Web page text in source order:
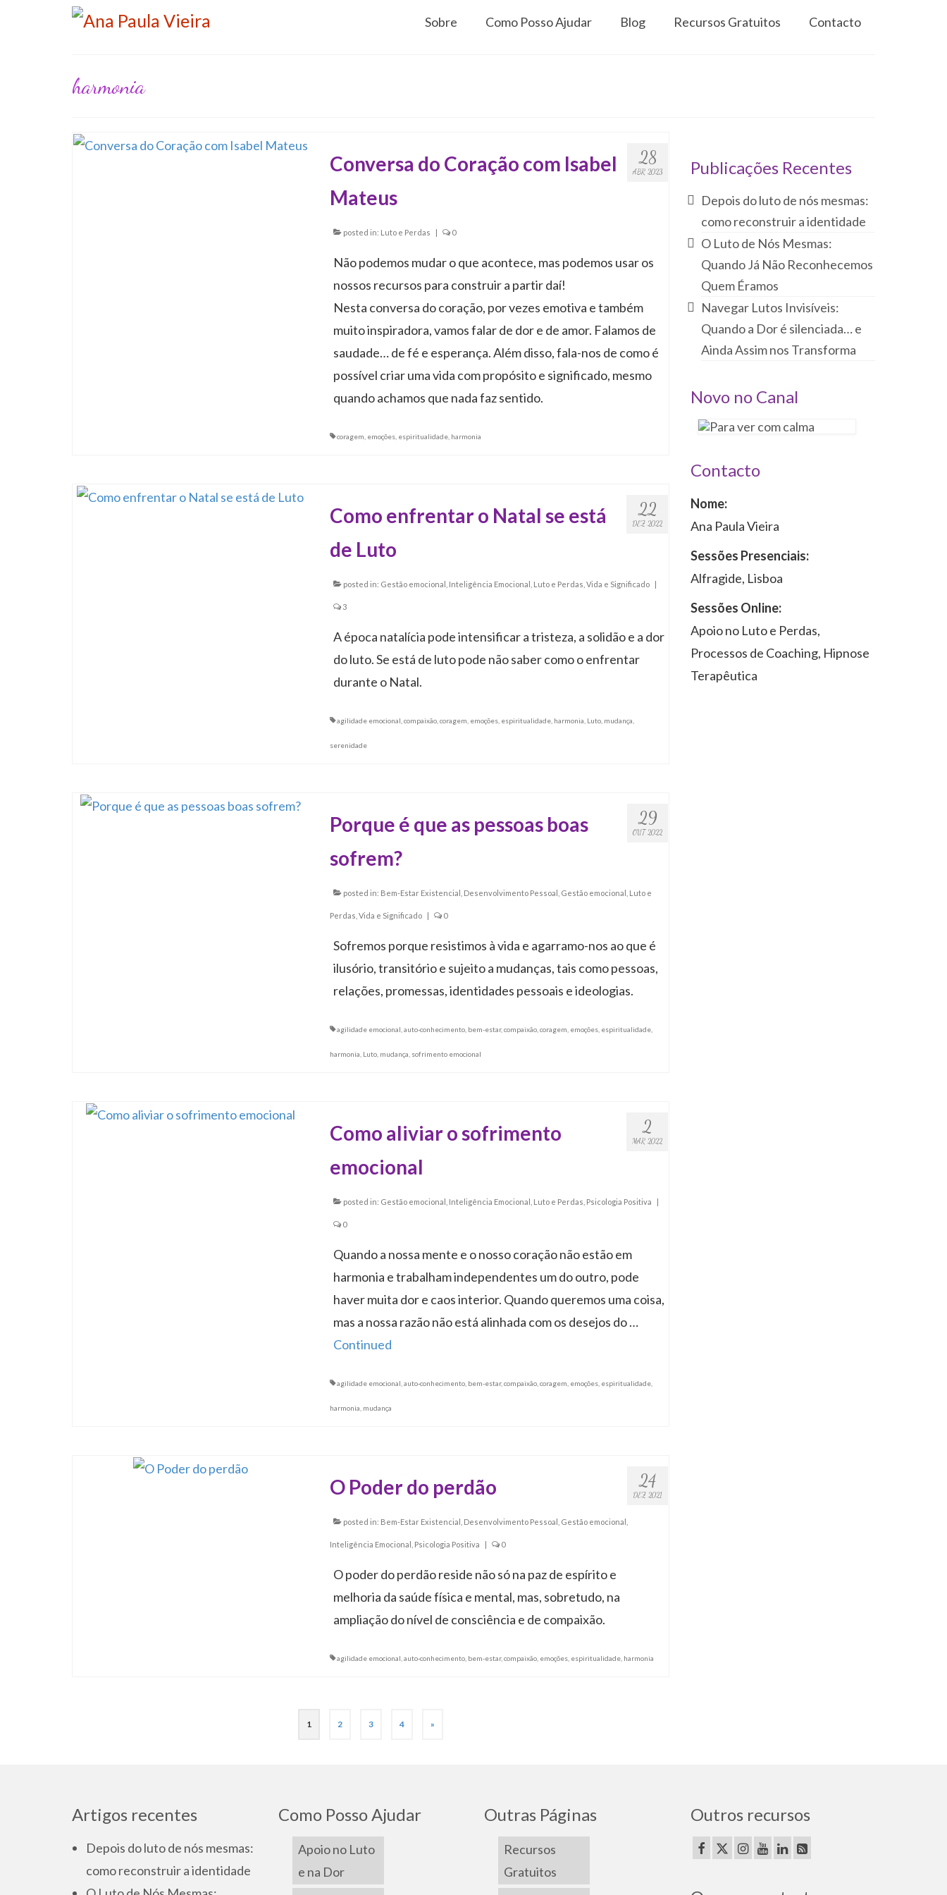
Sobre Como Posso Ajudar Blog Recursos Gratuitos Contacto
harmonia
28
ABR 2023
Conversa do Coração com Isabel
Mateus
posted in: Luto e Perdas | 0
Não podemos mudar o que acontece, mas podemos usar os
nossos recursos para construir a partir daí!
Nesta conversa do coração, por vezes emotiva e também
muito inspiradora, vamos falar de dor e de amor. Falamos de
saudade… de fé e esperança. Além disso, fala-nos de como é
possível criar uma vida com propósito e significado, mesmo
quando achamos que nada faz sentido.
coragem emoções, espiritualidade, harmonia
22
DEZ 2022
Como enfrentar o Natal se está
de Luto
posted in: Gestão emocional Inteligência Emocional Luto e Perdas Vida e Significado |
3
A época natalícia pode intensificar a tristeza, a solidão e a dor
do luto. Se está de luto pode não saber como o enfrentar
durante o Natal.
agilidade emocional compaixão, coragem emoções, espiritualidade, harmonia Luto, mudança
serenidade
29
OUT 2022
Porque é que as pessoas boas
sofrem?
posted in: Bem-Estar Existencial Desenvolvimento Pessoal Gestão emocional Luto e
Perdas Vida e Significado | 0
Sofremos porque resistimos à vida e agarramo-nos ao que é
ilusório, transitório e sujeito a mudanças, tais como pessoas,
relações, promessas, identidades pessoais e ideologias.
agilidade emocional auto-conhecimento, bem-estar, compaixão, coragem emoções, espiritualidade,
harmonia Luto, mudança sofrimento emocional
2
MAR 2022
Como aliviar o sofrimento
emocional
posted in: Gestão emocional Inteligência Emocional Luto e Perdas Psicologia Positiva |
0
Quando a nossa mente e o nosso coração não estão em
harmonia e trabalham independentes um do outro, pode
haver muita dor e caos interior. Quando queremos uma coisa,
mas a nossa razão não está alinhada com os desejos do …
Continued
agilidade emocional auto-conhecimento, bem-estar, compaixão, coragem emoções, espiritualidade,
harmonia mudança
24
DEZ 2021
O Poder do perdão
posted in: Bem-Estar Existencial Desenvolvimento Pessoal Gestão emocional
Inteligência Emocional Psicologia Positiva | 0
O poder do perdão reside não só na paz de espírito e
melhoria da saúde física e mental, mas, sobretudo, na
ampliação do nível de consciência e de compaixão.
agilidade emocional auto-conhecimento, bem-estar, compaixão, emoções, espiritualidade, harmonia
1 2 3 4 »
Publicações Recentes
Depois do luto de nós mesmas:
como reconstruir a identidade
O Luto de Nós Mesmas:
Quando Já Não Reconhecemos
Quem Éramos
Navegar Lutos Invisíveis:
Quando a Dor é silenciada… e
Ainda Assim nos Transforma
Novo no Canal
Contacto
Nome:
Ana Paula Vieira
Sessões Presenciais:
Alfragide, Lisboa
Sessões Online:
Apoio no Luto e Perdas,
Processos de Coaching, Hipnose
Terapêutica
Artigos recentes
Depois do luto de nós mesmas:
como reconstruir a identidade
Como Posso Ajudar
Apoio no Luto
e na Dor
Outras Páginas
Recursos
Gratuitos
Outros recursos